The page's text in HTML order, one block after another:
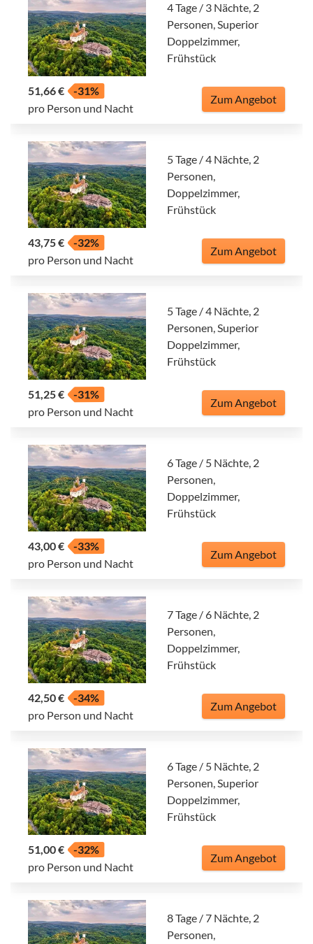
4 Tage / 3 Nächte, 2
Personen, Superior
Doppelzimmer,
Frühstück
51,66 €
-31%
pro Person und Nacht
Zum Angebot
5 Tage / 4 Nächte, 2
Personen,
Doppelzimmer,
Frühstück
43,75 €
-32%
pro Person und Nacht
Zum Angebot
5 Tage / 4 Nächte, 2
Personen, Superior
Doppelzimmer,
Frühstück
51,25 €
-31%
pro Person und Nacht
Zum Angebot
6 Tage / 5 Nächte, 2
Personen,
Doppelzimmer,
Frühstück
43,00 €
-33%
pro Person und Nacht
Zum Angebot
7 Tage / 6 Nächte, 2
Personen,
Doppelzimmer,
Frühstück
42,50 €
-34%
pro Person und Nacht
Zum Angebot
6 Tage / 5 Nächte, 2
Personen, Superior
Doppelzimmer,
Frühstück
51,00 €
-32%
pro Person und Nacht
Zum Angebot
8 Tage / 7 Nächte, 2
Personen,